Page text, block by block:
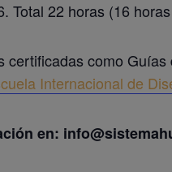
Total 22 horas (16
certificadas como
Internacional de
en: